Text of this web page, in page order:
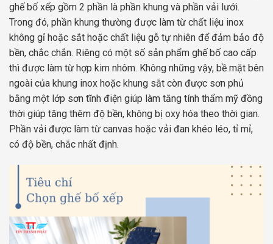
ghế bố xếp gồm 2 phần là phần khung và phần vải lưới.
Trong đó, phần khung thường được làm từ chất liệu inox
không gỉ hoặc sắt hoặc chất liệu gỗ tự nhiên để đảm bảo độ
bền, chắc chắn. Riêng có một số sản phẩm ghế bố cao cấp
thì được làm từ hợp kim nhôm. Không những vậy, bề mặt bên
ngoài của khung inox hoặc khung sắt còn được sơn phủ
bằng một lớp sơn tĩnh điện giúp làm tăng tính thẩm mỹ đồng
thời giúp tăng thêm độ bền, không bị oxy hóa theo thời gian.
Phần vải được làm từ canvas hoặc vải đan khéo léo, tỉ mỉ,
có độ bền, chắc nhất định.